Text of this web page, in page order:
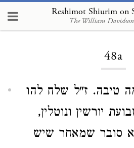
Reshimot Shiurim on
The WilliamLoading...
48a
טיבה. ז"ל שלח להו
יורשין ונוטלין,
סובר שמאחר שיש